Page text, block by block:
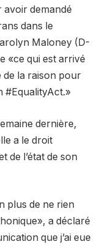
avoir demandé
dans le
Maloney (D-
«ce qui est arrivé
de la raison pour
#EqualityAct.»
dernière,
a le droit
de l’état de son
plus de ne rien
a déclaré
que j’ai eue